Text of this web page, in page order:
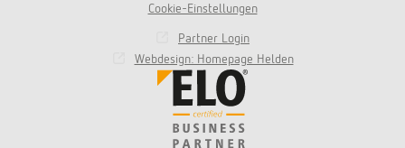
Cookie-Einstellungen
Partner Login
Webdesign: Homepage Helden